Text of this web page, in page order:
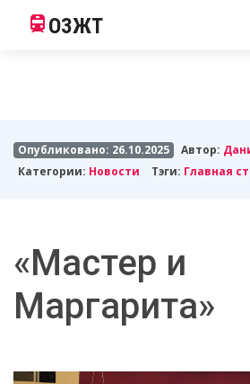
ОЗЖТ
Опубликовано: 26.10.2025 Автор:
Категории: Новости Тэги: Главная
«Мастер и
Маргарита»